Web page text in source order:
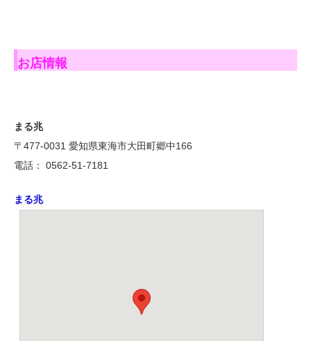
お店情報
まる兆
〒477-0031 愛知県東海市大田町郷中166
電話： 0562-51-7181
まる兆